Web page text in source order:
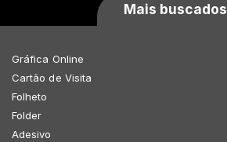
Mais buscados
Gráfica Online
Cartão de Visita
Folheto
Folder
Adesivo